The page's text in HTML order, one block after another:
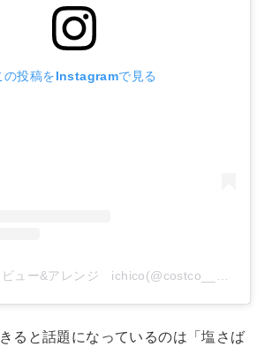
の投稿をInstagramで見る
コストコ商品レビュー&アレンジ ichico(@costco__1)がシェアした投稿
ると話題になっているのは「塩さば